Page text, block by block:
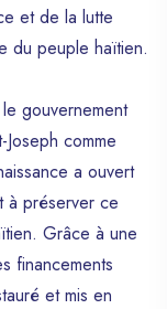
et de la lutte
du peuple haïtien.
gouvernement
comme
a ouvert
à préserver ce
Grâce à une
financements
et mis en